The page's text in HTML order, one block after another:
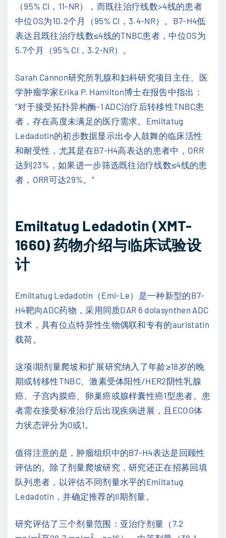
（95% CI，11-NR），而既往治疗线数>4线的患者
中位OS为10.2个月（95% CI，3.4-NR）。B7-H4低
表达且既往治疗线数≤4线的TNBC患者，中位OS为
5.7个月（95% CI，3.2-NR）。
Sarah Cannon研究所乳腺和妇科研究项目主任、医
学肿瘤学家Erika P. Hamilton博士在报告中指出：
“对于接受拓扑异构酶-1 ADC治疗后转移性TNBC患
者，存在高度未满足的医疗需求。Emiltatug
Ledadotin的初步数据显示出令人鼓舞的临床活性
和耐受性，尤其是在B7-H4高表达的患者中，ORR
达到23%，如果进一步筛选既往治疗线数≤4线的患
者，ORR可达29%。”
Emiltatug Ledadotin (XMT-
1660) 药物介绍与临床试验设
计
Emiltatug Ledadotin（Emi-Le）是一种新型的B7-
H4靶向ADC药物，采用同质DAR 6 dolasynthen ADC
技术，具有位点特异性生物偶联和专有的auristatin
载荷。
这项I期剂量爬坡和扩展研究纳入了年龄≥18岁的晚
期或转移性TNBC、激素受体阳性/HER2阴性乳腺
癌、子宫内膜癌、卵巢癌或腺样囊性癌1型患者。患
者需在接受标准治疗后出现疾病进展，且ECOG体
力状态评分为0或1。
值得注意的是，肿瘤组织中的B7-H4表达是回顾性
评估的。除了剂量爬坡研究，研究还正在招募回填
队列患者，以评估不同剂量水平的Emiltatug
Ledadotin，并确定推荐的II期剂量。
研究评估了三个剂量范围：亚治疗剂量（7.2